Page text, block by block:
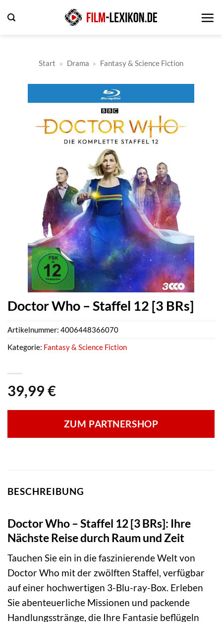
Inhalt
Start » Drama » Fantasy & Science Fiction
Doctor Who – Staffel 12 [3 BRs]
39,99 €
ZUM PARTNERSHOP
Artikelnummer: 4006448366070
Kategorie: Fantasy & Science Fiction
BESCHREIBUNG
Doctor Who – Staffel 12 [3 BRs]: Ihre
Nächste Reise durch Raum und Zeit
Tauchen Sie ein in die faszinierende Welt von
Doctor Who mit der zwölften Staffel, verfügbar
auf einer hochwertigen 3-Blu-ray-Box. Erleben
Sie abenteuerliche Missionen und packende
Handlungsstränge, die Ihre Fantasie beflügeln